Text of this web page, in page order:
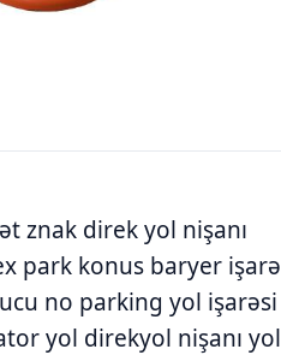
znak direk yol nişanı
park konus baryer işarə
no parking yol işarəsi
yol direkyol nişanı yol